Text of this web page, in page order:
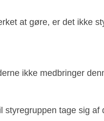
at gøre, er det ikke
ikke medbringer
tage sig af